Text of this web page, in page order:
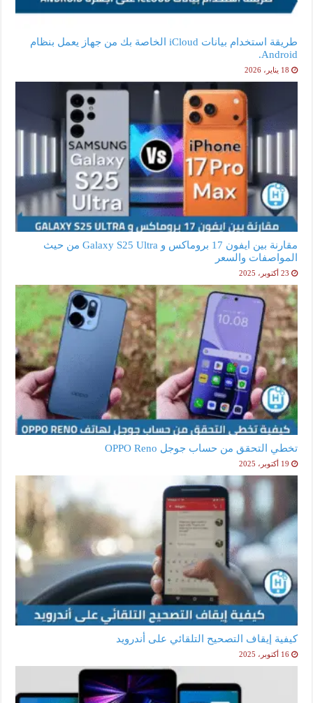
طريقة استخدام بيانات iCloud الخاصة بك من جهاز يعمل بنظام
Android.
18 يناير، 2026
مقارنة بين ايفون 17 بروماكس و Galaxy S25 Ultra من حيث
المواصفات والسعر
23 أكتوبر، 2025
تخطي التحقق من حساب جوجل OPPO Reno
19 أكتوبر، 2025
كيفية إيقاف التصحيح التلقائي على أندرويد
16 أكتوبر، 2025